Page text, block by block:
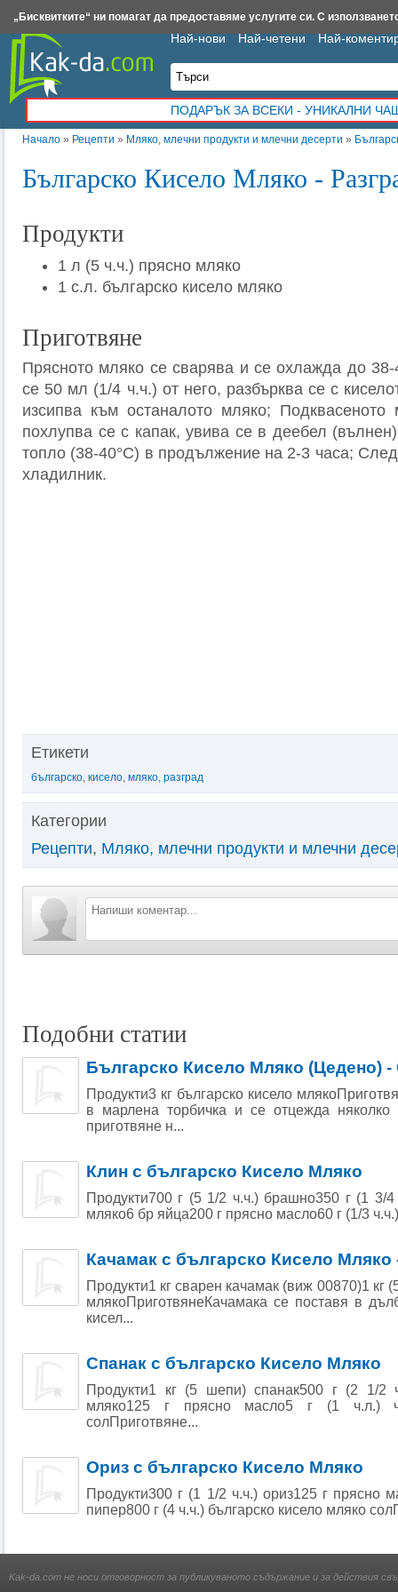
Начало » Рецепти » Мляко, млечни продукти и млечни десерти »
Българско Кисело Мляко -
Продукти
1 л (5 ч.ч.) прясно мляко
1 с.л. българско кисело мляко
Приготвяне
Прясното мляко се сварява и се охлажда до
се 50 мл (1/4 ч.ч.) от него, разбърква се с
изсипва към останалото мляко; Подквасеното
похлупва се с капак, увива се в деебел
топло (38-40°С) в продължение на 2-3 часа;
хладилник.
Етикети
българско, кисело, мляко, разград
Категории
Рецепти, Мляко, млечни продукти и млечни
Подобни статии
Българско Кисело Мляко (Цедено)
Продукти3 кг българско кисело
в марлена торбичка и се отцежда няколко
приготвяне н...
Клин с българско Кисело Мляко
Продукти700 г (5 1/2 ч.ч.) брашно350 г (1 3/4
мляко6 бр яйца200 г прясно масло60 г (1/3
Качамак с българско Кисело
Продукти1 кг сварен качамак (виж 00870)1 кг
млякоПриготвянеКачамака се поставя в
кисел...
Спанак с българско Кисело Мляко
Продукти1 кг (5 шепи) спанак500 г (2 1/2
мляко125 г прясно масло5 г (1 ч.л.)
солПриготвяне...
Ориз с българско Кисело Мляко
Продукти300 г (1 1/2 ч.ч.) ориз125 г прясно
пипер800 г (4 ч.ч.) българско кисело мляко
Най-нови Най-четени Най-
ПОДАРЪК ЗА ВСЕКИ - УНИКАЛНИ
Insert.bg Framar.bg Kak-da.com Iztochnik.com BauBau.bg NewAge.bg
Kak-da.com не носи отговорност за публикуваното съдържание и за действия
„Бисквитките“ ни помагат да предоставяме услугите си. С